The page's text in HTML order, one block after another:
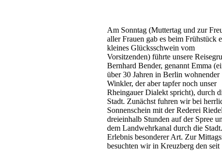
Am Sonntag (Muttertag und zur
aller Frauen gab es beim Frühstück
kleines Glücksschwein vom
Vorsitzenden) führte unsere
Bernhard Bender, genannt Emma
über 30 Jahren in Berlin wohnender
Winkler, der aber tapfer noch unser
Rheingauer Dialekt spricht), durch
Stadt. Zunächst fuhren wir bei
Sonnenschein mit der Rederei
dreieinhalb Stunden auf der Spree
dem Landwehrkanal durch die
Erlebnis besonderer Art. Zur
besuchten wir in Kreuzberg den seit